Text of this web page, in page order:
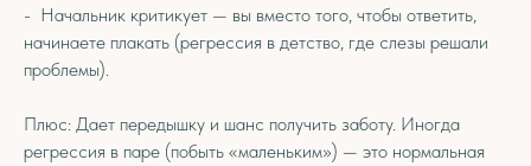
- Начальник критикует — вы вместо того, чтобы ответить,
начинаете плакать (регрессия в детство, где слезы решали
проблемы).
Плюс: Дает передышку и шанс получить заботу. Иногда
регрессия в паре (побыть «маленьким») — это нормальная